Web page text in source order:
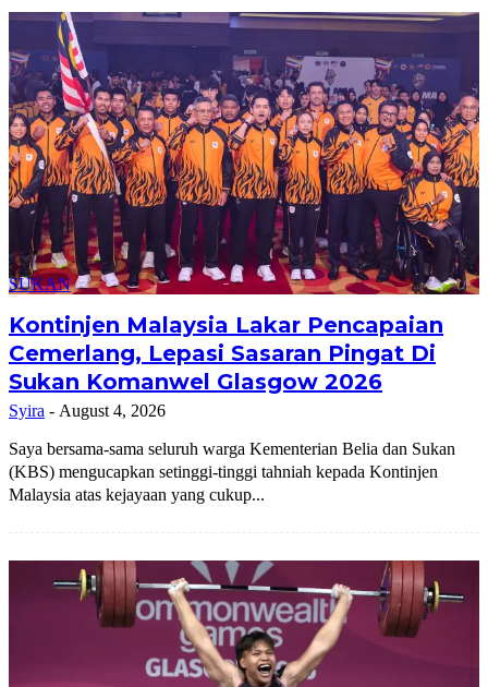
SUKAN
Kontinjen Malaysia Lakar Pencapaian
Cemerlang, Lepasi Sasaran Pingat Di
Sukan Komanwel Glasgow 2026
Syira - August 4, 2026
Saya bersama-sama seluruh warga Kementerian Belia dan Sukan
(KBS) mengucapkan setinggi-tinggi tahniah kepada Kontinjen
Malaysia atas kejayaan yang cukup...